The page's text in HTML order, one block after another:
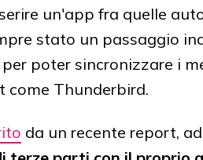
un'app fra quelle
stato un passaggio
poter sincronizzare i
come Thunderbird.
da un recente report,